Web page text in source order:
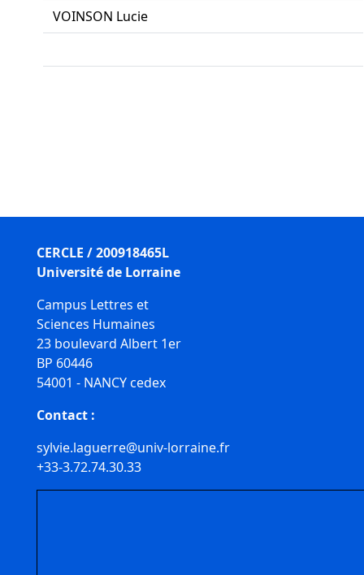
VOINSON Lucie
CERCLE / 200918465L
Université de Lorraine
Campus Lettres et
Sciences Humaines
23 boulevard Albert 1er
BP 60446
54001 - NANCY cedex
Contact :
sylvie.laguerre@univ-lorraine.fr
+33-3.72.74.30.33